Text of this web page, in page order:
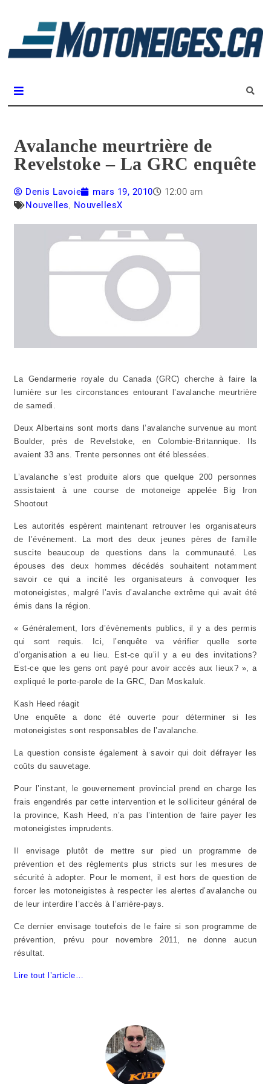
Avalanche meurtrière de
Revelstoke – La GRC enquête
Denis Lavoie mars 19, 2010
12:00 am
Nouvelles, NouvellesX
La Gendarmerie royale du Canada (GRC) cherche à faire la
lumière sur les circonstances entourant l’avalanche meurtrière
de samedi.
Deux Albertains sont morts dans l’avalanche survenue au mont
Boulder, près de Revelstoke, en Colombie-Britannique. Ils
avaient 33 ans. Trente personnes ont été blessées.
L’avalanche s’est produite alors que quelque 200 personnes
assistaient à une course de motoneige appelée Big Iron
Shootout
Les autorités espèrent maintenant retrouver les organisateurs
de l’événement. La mort des deux jeunes pères de famille
suscite beaucoup de questions dans la communauté. Les
épouses des deux hommes décédés souhaitent notamment
savoir ce qui a incité les organisateurs à convoquer les
motoneigistes, malgré l’avis d’avalanche extrême qui avait été
émis dans la région.
« Généralement, lors d’évènements publics, il y a des permis
qui sont requis. Ici, l’enquête va vérifier quelle sorte
d’organisation a eu lieu. Est-ce qu’il y a eu des invitations?
Est-ce que les gens ont payé pour avoir accès aux lieux? », a
expliqué le porte-parole de la GRC, Dan Moskaluk.
Kash Heed réagit
Une enquête a donc été ouverte pour déterminer si les
motoneigistes sont responsables de l’avalanche.
La question consiste également à savoir qui doit défrayer les
coûts du sauvetage.
Pour l’instant, le gouvernement provincial prend en charge les
frais engendrés par cette intervention et le solliciteur général de
la province, Kash Heed, n’a pas l’intention de faire payer les
motoneigistes imprudents.
Il envisage plutôt de mettre sur pied un programme de
prévention et des règlements plus stricts sur les mesures de
sécurité à adopter. Pour le moment, il est hors de question de
forcer les motoneigistes à respecter les alertes d’avalanche ou
de leur interdire l’accès à l’arrière-pays.
Ce dernier envisage toutefois de le faire si son programme de
prévention, prévu pour novembre 2011, ne donne aucun
résultat.
Lire tout l’article…